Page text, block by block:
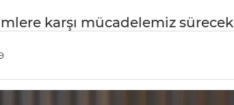
karşı mücadelemiz sürecek